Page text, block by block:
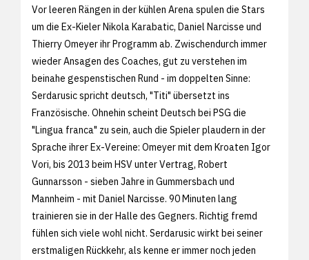
Vor leeren Rängen in der kühlen Arena spulen die Stars
um die Ex-Kieler Nikola Karabatic, Daniel Narcisse und
Thierry Omeyer ihr Programm ab. Zwischendurch immer
wieder Ansagen des Coaches, gut zu verstehen im
beinahe gespenstischen Rund - im doppelten Sinne:
Serdarusic spricht deutsch, "Titi" übersetzt ins
Französische. Ohnehin scheint Deutsch bei PSG die
"Lingua franca" zu sein, auch die Spieler plaudern in der
Sprache ihrer Ex-Vereine: Omeyer mit dem Kroaten Igor
Vori, bis 2013 beim HSV unter Vertrag, Robert
Gunnarsson - sieben Jahre in Gummersbach und
Mannheim - mit Daniel Narcisse. 90 Minuten lang
trainieren sie in der Halle des Gegners. Richtig fremd
fühlen sich viele wohl nicht. Serdarusic wirkt bei seiner
erstmaligen Rückkehr, als kenne er immer noch jeden